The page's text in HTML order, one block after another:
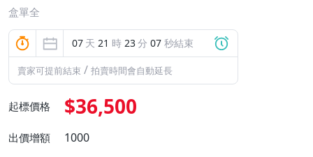
盒單全
07 天 21 時 23分 05 秒結束
賣家可提前結束 / 拍賣時間會自動延長
起標價格 $36,500
出價增額 1000